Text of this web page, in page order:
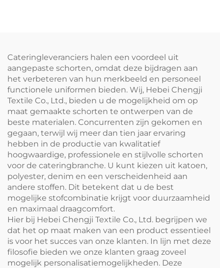
Cateringleveranciers halen een voordeel uit
aangepaste schorten, omdat deze bijdragen aan
het verbeteren van hun merkbeeld en personeel
functionele uniformen bieden. Wij, Hebei Chengji
Textile Co., Ltd., bieden u de mogelijkheid om op
maat gemaakte schorten te ontwerpen van de
beste materialen. Concurrenten zijn gekomen en
gegaan, terwijl wij meer dan tien jaar ervaring
hebben in de productie van kwalitatief
hoogwaardige, professionele en stijlvolle schorten
voor de cateringbranche. U kunt kiezen uit katoen,
polyester, denim en een verscheidenheid aan
andere stoffen. Dit betekent dat u de best
mogelijke stofcombinatie krijgt voor duurzaamheid
en maximaal draagcomfort.
Hier bij Hebei Chengji Textile Co., Ltd. begrijpen we
dat het op maat maken van een product essentieel
is voor het succes van onze klanten. In lijn met deze
filosofie bieden we onze klanten graag zoveel
mogelijk personalisatiemogelijkheden. Deze